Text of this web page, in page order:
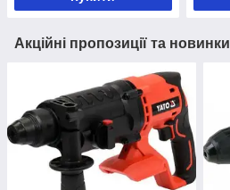
Акційні пропозиції та новинки